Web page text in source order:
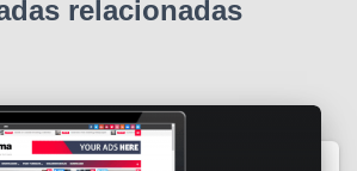
relacionadas